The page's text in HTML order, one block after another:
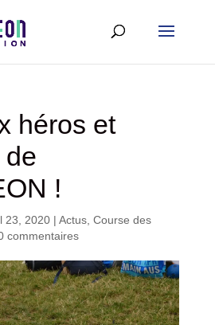
héros et
de
!
23, 2020| Actus, Course des
commentaires